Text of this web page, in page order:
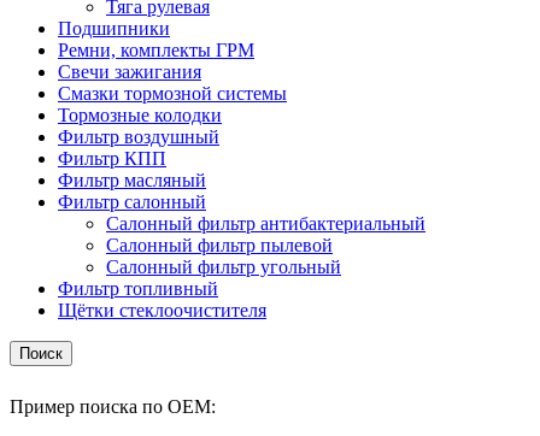
Тяга рулевая
Подшипники
Ремни, комплекты ГРМ
Свечи зажигания
Смазки тормозной системы
Тормозные колодки
Фильтр воздушный
Фильтр КПП
Фильтр масляный
Фильтр салонный
Салонный фильтр антибактериальный
Салонный фильтр пылевой
Салонный фильтр угольный
Фильтр топливный
Щётки стеклоочистителя
Поиск
Пример поиска по OEM: